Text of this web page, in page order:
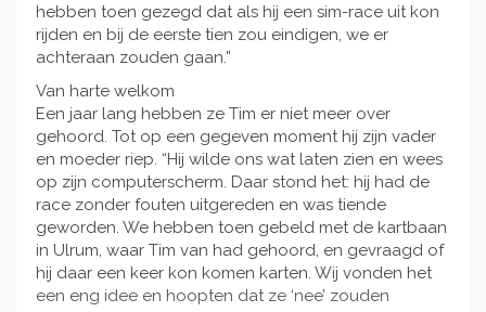
hebben toen gezegd dat als hij een sim-race uit kon
rijden en bij de eerste tien zou eindigen, we er
achteraan zouden gaan.”
Van harte welkom
Een jaar lang hebben ze Tim er niet meer over
gehoord. Tot op een gegeven moment hij zijn vader
en moeder riep. “Hij wilde ons wat laten zien en wees
op zijn computerscherm. Daar stond het: hij had de
race zonder fouten uitgereden en was tiende
geworden. We hebben toen gebeld met de kartbaan
in Ulrum, waar Tim van had gehoord, en gevraagd of
hij daar een keer kon komen karten. Wij vonden het
een eng idee en hoopten dat ze ‘nee’ zouden